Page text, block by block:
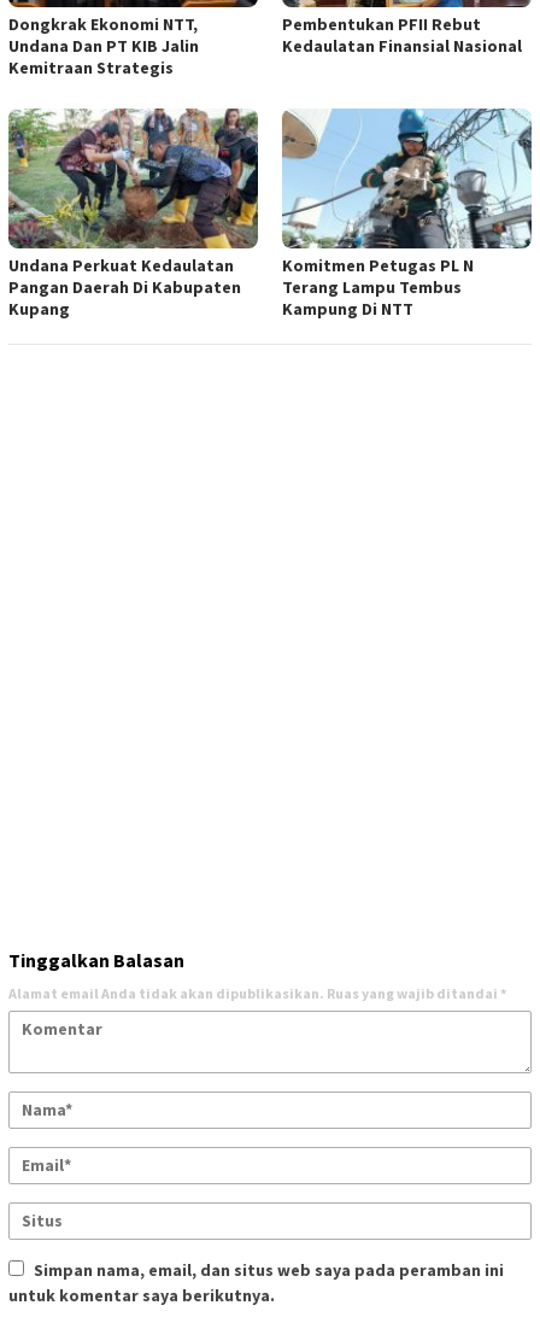
Dongkrak Ekonomi NTT,
Undana Dan PT KIB Jalin
Kemitraan Strategis
Pembentukan PFII Rebut
Kedaulatan Finansial Nasional
Undana Perkuat Kedaulatan
Pangan Daerah Di Kabupaten
Kupang
Komitmen Petugas PL N
Terang Lampu Tembus
Kampung Di NTT
Tinggalkan Balasan
Alamat email Anda tidak akan dipublikasikan. Ruas yang wajib ditandai *
Simpan nama, email, dan situs web saya pada peramban ini
untuk komentar saya berikutnya.